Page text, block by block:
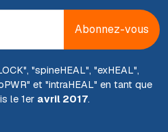
Abonnez-vous
", "spineHEAL", "exHEAL",
PWR" et "intraHEAL" en tant que
le 1er avril 2017.